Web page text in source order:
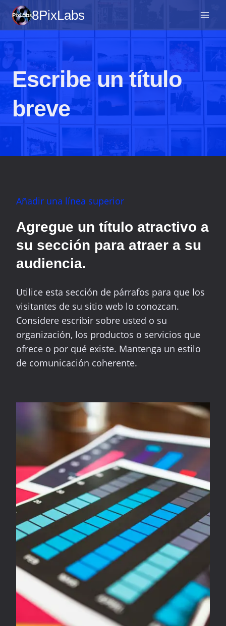
Saltar
contenido
8PixLabs
Escribe un título
breve
Añadir una línea superior
Agregue un título atractivo a
su sección para atraer a su
audiencia.
Utilice esta sección de párrafos para que los
visitantes de su sitio web lo conozcan.
Considere escribir sobre usted o su
organización, los productos o servicios que
ofrece o por qué existe. Mantenga un estilo
de comunicación coherente.